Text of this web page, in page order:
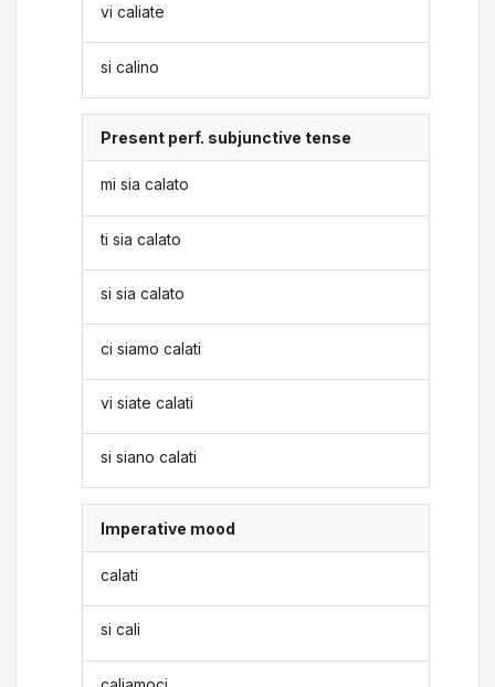
vi caliate
si calino
Present perf. subjunctive tense
mi sia calato
ti sia calato
si sia calato
ci siamo calati
vi siate calati
si siano calati
Imperative mood
calati
si cali